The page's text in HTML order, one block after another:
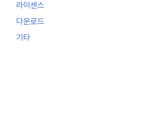
라이센스
다운로드
기타